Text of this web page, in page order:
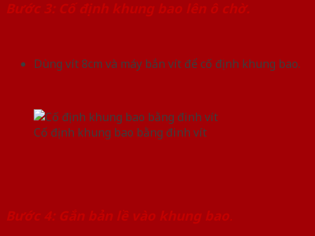
Bước 3: Cố định khung bao lên ô chờ.
Dùng vít 8cm và máy bắn vít để cố định khung bao.
Cố định khung bao bằng đinh vít
Bước 4: Gắn bản lề vào khung bao.